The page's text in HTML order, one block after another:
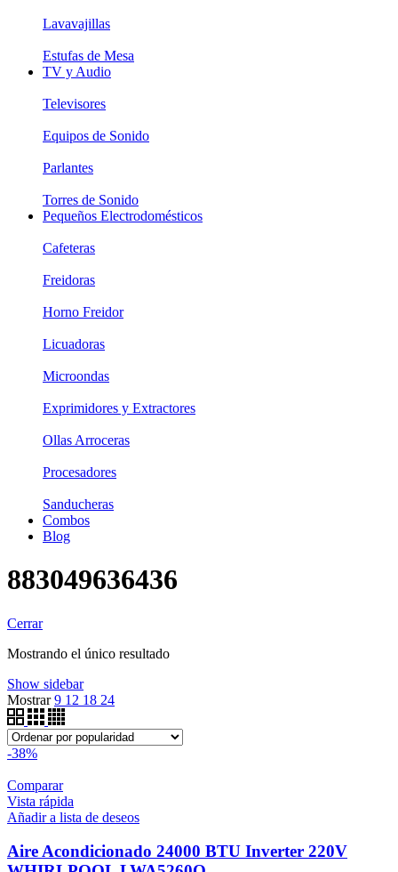
Lavavajillas
Estufas de Mesa
TV y Audio
Televisores
Equipos de Sonido
Parlantes
Torres de Sonido
Pequeños Electrodomésticos
Cafeteras
Freidoras
Horno Freidor
Licuadoras
Microondas
Exprimidores y Extractores
Ollas Arroceras
Procesadores
Sanducheras
Combos
Blog
883049636436
Cerrar
Mostrando el único resultado
Show sidebar
Mostrar9 12 18 24
-38%
Comparar
Vista rápida
Añadir a lista de deseos
Aire Acondicionado 24000 BTU Inverter 220V